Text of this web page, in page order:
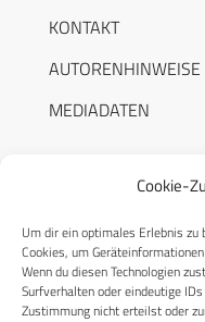
Cookie-
Um dir ein optimales Erlebnis zu
Cookies, um
Wenn du diesen Technologien
Surfverhalten oder eindeutige
Zustimmung nicht erteilst oder
KONTAKT
AUTORENHINWEISE
MEDIADATEN
RECHTLICHES